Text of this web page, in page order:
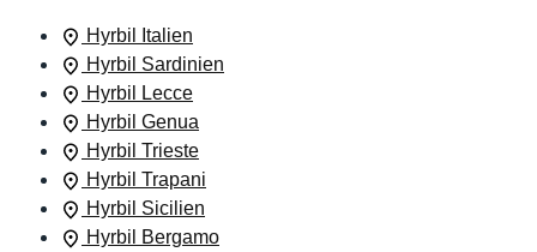
Hyrbil Italien
Hyrbil Sardinien
Hyrbil Lecce
Hyrbil Genua
Hyrbil Trieste
Hyrbil Trapani
Hyrbil Sicilien
Hyrbil Bergamo